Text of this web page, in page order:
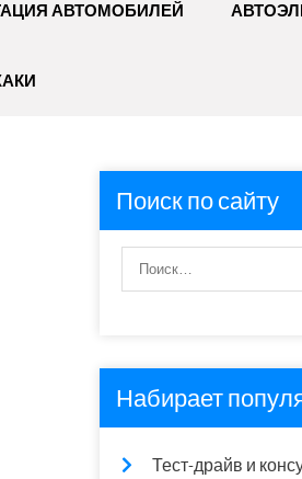
АВТОМОБИЛЕЙ
Поиск по сайту
Набирает
Тест-драйв и